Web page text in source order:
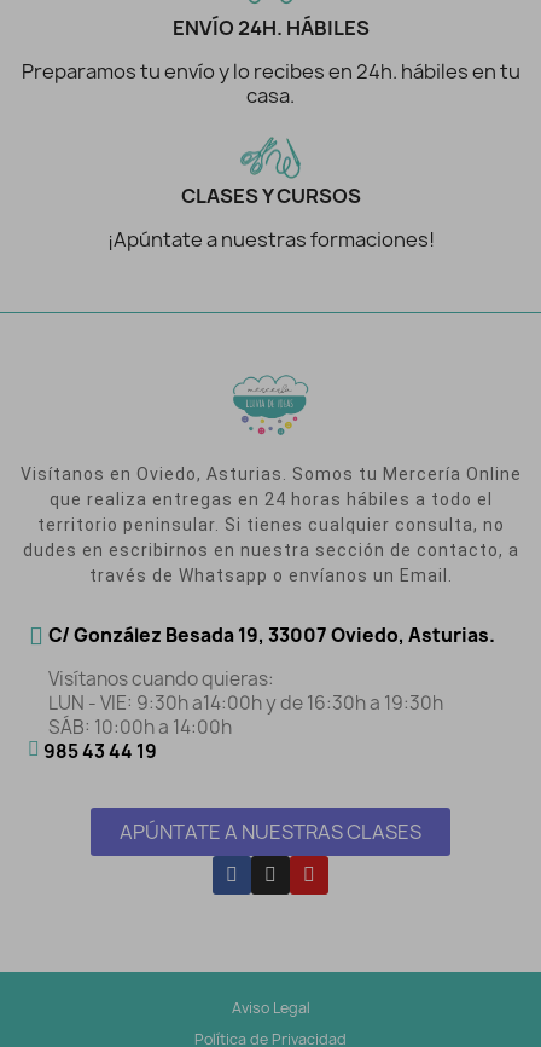
ENVÍO 24H. HÁBILES
Preparamos tu envío y lo recibes en 24h. hábiles en tu
casa.
CLASES Y CURSOS
¡Apúntate a nuestras formaciones!
Visítanos en Oviedo, Asturias. Somos tu Mercería Online
que realiza entregas en 24 horas hábiles a todo el
territorio peninsular. Si tienes cualquier consulta, no
dudes en escribirnos en nuestra sección de contacto, a
través de Whatsapp o envíanos un Email.
C/ González Besada 19, 33007 Oviedo, Asturias.
Visítanos cuando quieras:
LUN - VIE: 9:30h a14:00h y de 16:30h a 19:30h
SÁB: 10:00h a 14:00h
985 43 44 19
APÚNTATE A NUESTRAS CLASES
Aviso Legal
Política de Privacidad